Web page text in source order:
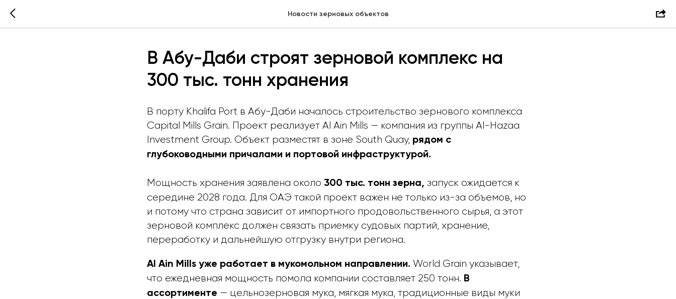
Новости зерновых объектов
В Абу-Даби строят зерновой комплекс на
300 тыс. тонн хранения
В порту Khalifa Port в Абу-Даби началось строительство зернового комплекса
Capital Mills Grain. Проект реализует Al Ain Mills — компания из группы Al-Hazaa
Investment Group. Объект разместят в зоне South Quay, рядом с
глубоководными причалами и портовой инфраструктурой.
Мощность хранения заявлена около 300 тыс. тонн зерна, запуск ожидается к
середине 2028 года. Для ОАЭ такой проект важен не только из-за объемов, но
и потому что страна зависит от импортного продовольственного сырья, а этот
зерновой комплекс должен связать приемку судовых партий, хранение,
переработку и дальнейшую отгрузку внутри региона.
Al Ain Mills уже работает в мукомольном направлении. World Grain указывает,
что ежедневная мощность помола компании составляет 250 тонн. В
ассортименте — цельнозерновая мука, мягкая мука, традиционные виды муки